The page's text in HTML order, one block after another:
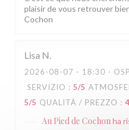
plaisir de vous retrouver
Cochon
Lisa N
2026-08-07 - 18:30 -
SERVIZIO : 5/5
5/5 QUALITÀ / PREZZO : 4
Au Pied de Cochonha